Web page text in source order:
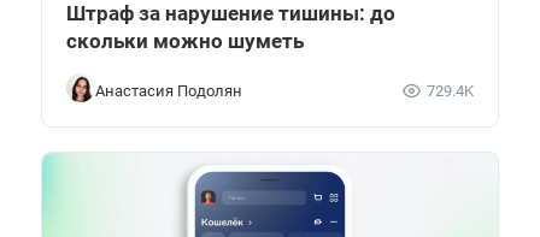
Штраф за нарушение тишины: до
скольки можно шуметь
Анастасия Подолян 729.4K